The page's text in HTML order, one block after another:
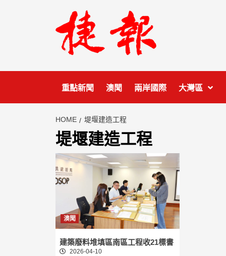
重點新聞 澳聞 兩岸國際 大灣區
HOME 堤堰建造工程
堤堰建造工程
澳聞
建築廢料堆填區南區工程收21標書
2026-04-10